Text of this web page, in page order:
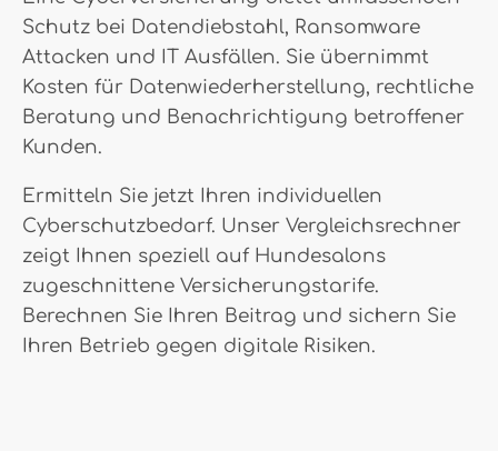
Schutz bei Datendiebstahl, Ransomware
Attacken und IT Ausfällen. Sie übernimmt
Kosten für Datenwiederherstellung, rechtliche
Beratung und Benachrichtigung betroffener
Kunden.
Ermitteln Sie jetzt Ihren individuellen
Cyberschutzbedarf. Unser Vergleichsrechner
zeigt Ihnen speziell auf Hundesalons
zugeschnittene Versicherungstarife.
Berechnen Sie Ihren Beitrag und sichern Sie
Ihren Betrieb gegen digitale Risiken.